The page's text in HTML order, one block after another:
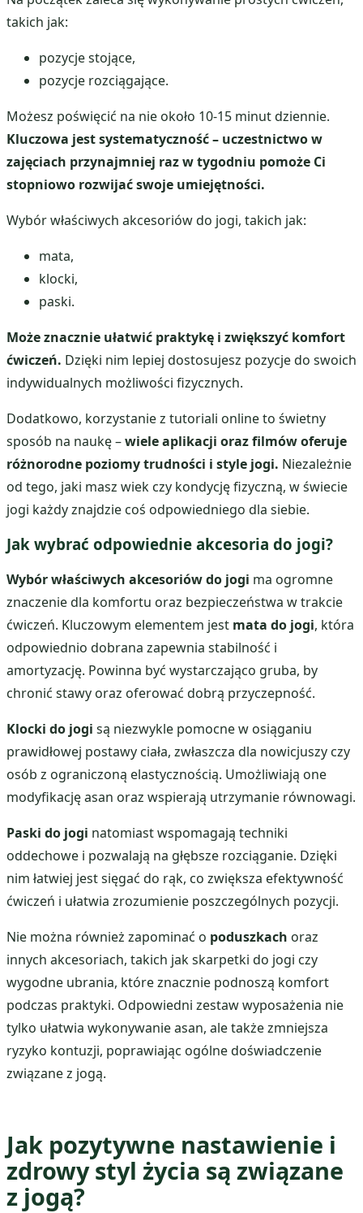
takich jak:
pozycje stojące,
pozycje rozciągające.
Możesz poświęcić na nie około 10-15 minut dziennie.
Kluczowa jest systematyczność – uczestnictwo w
zajęciach przynajmniej raz w tygodniu pomoże Ci
stopniowo rozwijać swoje umiejętności.
Wybór właściwych akcesoriów do jogi, takich jak:
mata,
klocki,
paski.
Może znacznie ułatwić praktykę i zwiększyć komfort
ćwiczeń. Dzięki nim lepiej dostosujesz pozycje do swoich
indywidualnych możliwości fizycznych.
Dodatkowo, korzystanie z tutoriali online to świetny
sposób na naukę –wiele aplikacji oraz filmów oferuje
różnorodne poziomy trudności i style jogi. Niezależnie
od tego, jaki masz wiek czy kondycję fizyczną, w świecie
jogi każdy znajdzie coś odpowiedniego dla siebie.
Jak wybrać odpowiednie akcesoria do jogi?
Wybór właściwych akcesoriów do jogi ma ogromne
znaczenie dla komfortu oraz bezpieczeństwa w trakcie
ćwiczeń. Kluczowym elementem jest mata do jogi, która
odpowiednio dobrana zapewnia stabilność i
amortyzację. Powinna być wystarczająco gruba, by
chronić stawy oraz oferować dobrą przyczepność.
Klocki do jogi są niezwykle pomocne w osiąganiu
prawidłowej postawy ciała, zwłaszcza dla nowicjuszy czy
osób z ograniczoną elastycznością. Umożliwiają one
modyfikację asan oraz wspierają utrzymanie równowagi.
Paski do jogi natomiast wspomagają techniki
oddechowe i pozwalają na głębsze rozciąganie. Dzięki
nim łatwiej jest sięgać do rąk, co zwiększa efektywność
ćwiczeń i ułatwia zrozumienie poszczególnych pozycji.
Nie można również zapominać o poduszkach oraz
innych akcesoriach, takich jak skarpetki do jogi czy
wygodne ubrania, które znacznie podnoszą komfort
podczas praktyki. Odpowiedni zestaw wyposażenia nie
tylko ułatwia wykonywanie asan, ale także zmniejsza
ryzyko kontuzji, poprawiając ogólne doświadczenie
związane z jogą.
Jak pozytywne nastawienie i
zdrowy styl życia są związane
z jogą?